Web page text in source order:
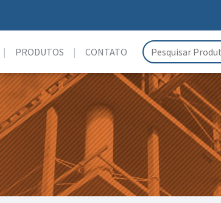
PRODUTOS CONTATO